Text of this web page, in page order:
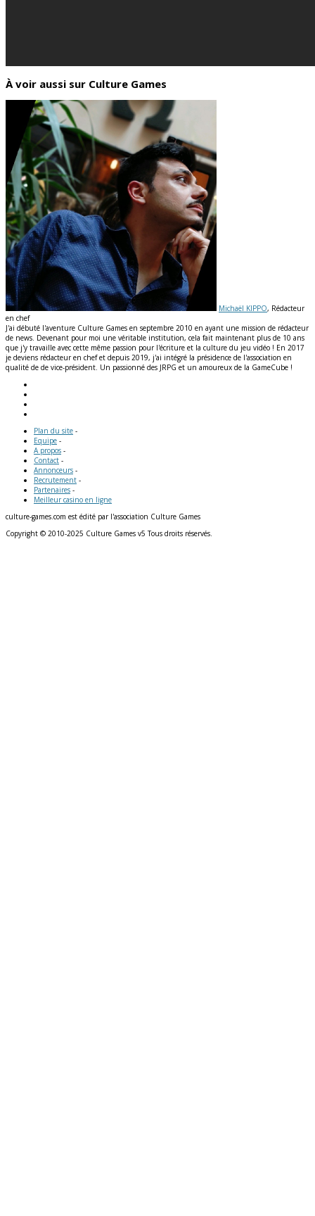
À voir aussi sur Culture Games
Michaël KIPPO, Rédacteur
en chef
J'ai débuté l'aventure Culture Games en septembre 2010 en ayant une mission de rédacteur
de news. Devenant pour moi une véritable institution, cela fait maintenant plus de 10 ans
que j'y travaille avec cette même passion pour l'écriture et la culture du jeu vidéo ! En 2017
je deviens rédacteur en chef et depuis 2019, j'ai intégré la présidence de l'association en
qualité de de vice-président. Un passionné des JRPG et un amoureux de la GameCube !
Plan du site -
Equipe -
A propos -
Contact -
Annonceurs -
Recrutement -
Partenaires -
Meilleur casino en ligne
culture-games.com est édité par l'association Culture Games
Copyright © 2010-2025 Culture Games v5 Tous droits réservés.